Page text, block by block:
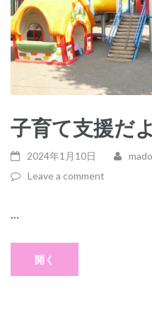
子育て支援だ
2024年1月10日
Leave a comment
...
開く